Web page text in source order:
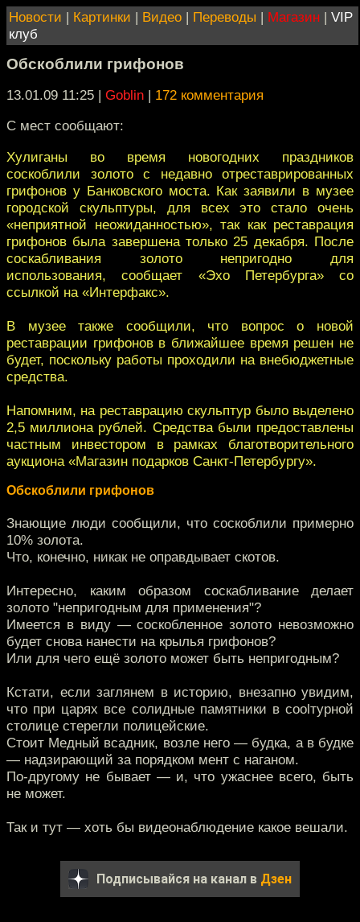
Новости | Картинки | Видео | Переводы | Магазин | VIP
клуб
Обскоблили грифонов
13.01.09 11:25 | Goblin | 172 комментария
С мест сообщают:
Хулиганы во время новогодних праздников
соскоблили золото с недавно отреставрированных
грифонов у Банковского моста. Как заявили в музее
городской скульптуры, для всех это стало очень
«неприятной неожиданностью», так как реставрация
грифонов была завершена только 25 декабря. После
соскабливания золото непригодно для
использования, сообщает «Эхо Петербурга» со
ссылкой на «Интерфакс».
В музее также сообщили, что вопрос о новой
реставрации грифонов в ближайшее время решен не
будет, поскольку работы проходили на внебюджетные
средства.
Напомним, на реставрацию скульптур было выделено
2,5 миллиона рублей. Средства были предоставлены
частным инвестором в рамках благотворительного
аукциона «Магазин подарков Санкт-Петербургу».
Обскоблили грифонов
Знающие люди сообщили, что соскоблили примерно
10% золота.
Что, конечно, никак не оправдывает скотов.
Интересно, каким образом соскабливание делает
золото "непригодным для применения"?
Имеется в виду — соскобленное золото невозможно
будет снова нанести на крылья грифонов?
Или для чего ещё золото может быть непригодным?
Кстати, если заглянем в историю, внезапно увидим,
что при царях все солидные памятники в coolтурной
столице стерегли полицейские.
Стоит Медный всадник, возле него — будка, а в будке
— надзирающий за порядком мент с наганом.
По-другому не бывает — и, что ужаснее всего, быть
не может.
Так и тут — хоть бы видеонаблюдение какое вешали.
Подписывайся на канал в Дзен